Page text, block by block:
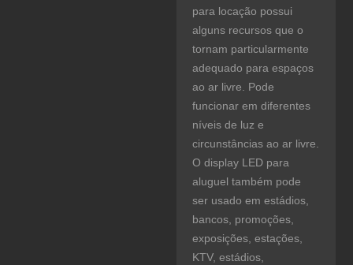
para locação possui
alguns recursos que o
tornam particularmente
adequado para espaços
ao ar livre. Pode
funcionar em diferentes
níveis de luz e
circunstâncias ao ar livre.
O display LED para
aluguel também pode
ser usado em estádios,
bancos, promoções,
exposições, estações,
KTV, estádios,